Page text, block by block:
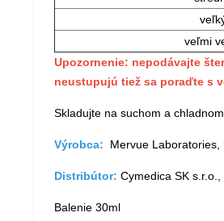
veľmi
Upozornenie: nepodávajte
neustupujú tiež sa poraďte s
Skladujte na suchom a
Výrobca: Mervue Laboratories,
Distribútor: Cymedica SK
Balenie 30ml